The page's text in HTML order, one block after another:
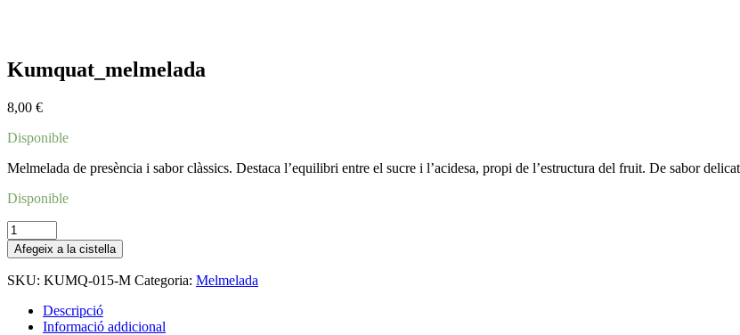
Kumquat_melmelada
8,00 €
Disponible
Melmelada de presència i sabor clàssics. Destaca l’equilibri entre el sucre i l’acidesa, propi de l’estructura del fruit. De sabor
Disponible
quantitat
de
Kumquat_melmelada
Afegeix a la cistella
SKU: KUMQ-015-M Categoria: Melmelada
Descripció
Informació addicional